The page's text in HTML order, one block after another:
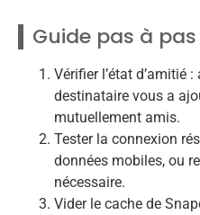
Guide pas à pas
Vérifier l’état d’amitié
destinataire vous a
mutuellement amis.
Tester la connexion
données mobiles, ou
nécessaire.
Vider le cache de